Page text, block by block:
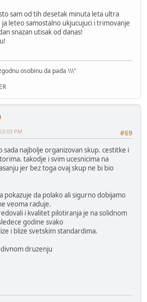
sam od tih desetak minuta leta ultra
leteo samostalno ukjucujuci i trimovanje
snazan utisak od danas!
osobinu da pada \\\"
#69
PM
sada najbolje organizovan skup. cestitke i
takodje i svim ucesnicima na
jer bez toga ovaj skup ne bi bio
pokazuje da polako ali sigurno dobijamo
veoma raduje.
i kvalitet pilotiranja je na solidnom
godine svako
i blize svetskim standardima.
druzenju